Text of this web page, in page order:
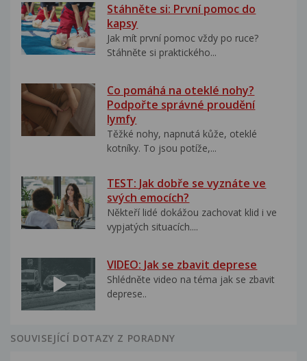
Stáhněte si: První pomoc do
kapsy
Jak mít první pomoc vždy po ruce?
Stáhněte si praktického...
Co pomáhá na oteklé nohy?
Podpořte správné proudění
lymfy
Těžké nohy, napnutá kůže, oteklé
kotníky. To jsou potíže,...
TEST: Jak dobře se vyznáte ve
svých emocích?
Někteří lidé dokážou zachovat klid i ve
vypjatých situacích....
VIDEO: Jak se zbavit deprese
Shlédněte video na téma jak se zbavit
deprese..
SOUVISEJÍCÍ DOTAZY Z PORADNY